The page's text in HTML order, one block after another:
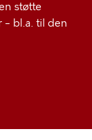
støtte
– bl.a. til den